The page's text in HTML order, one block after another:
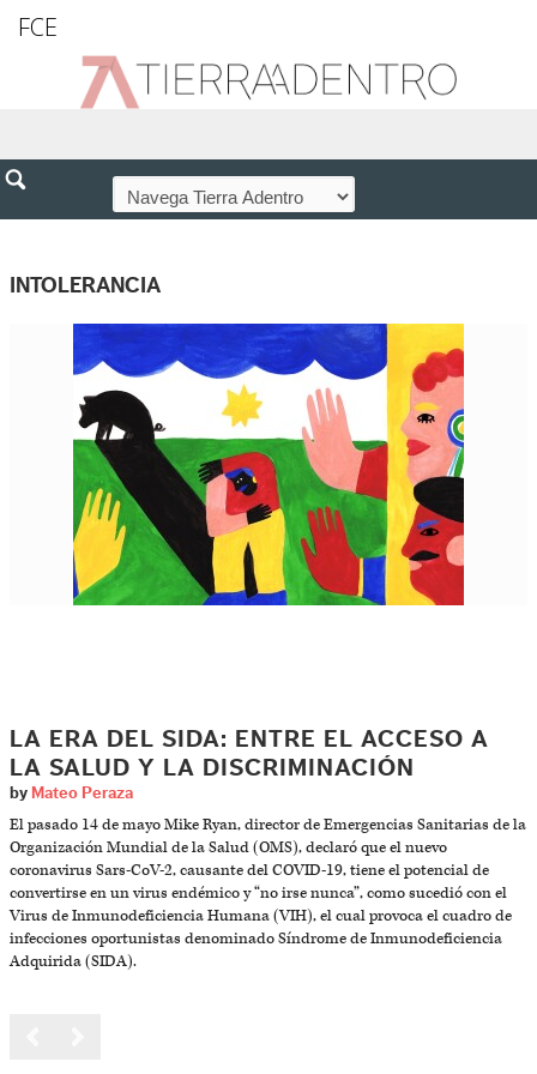
FCE
INTOLERANCIA
LA ERA DEL SIDA: ENTRE EL ACCESO A
LA SALUD Y LA DISCRIMINACIÓN
by Mateo Peraza
El pasado 14 de mayo Mike Ryan, director de Emergencias Sanitarias de la
Organización Mundial de la Salud (OMS), declaró que el nuevo
coronavirus Sars-CoV-2, causante del COVID-19, tiene el potencial de
convertirse en un virus endémico y “no irse nunca”, como sucedió con el
Virus de Inmunodeficiencia Humana (VIH), el cual provoca el cuadro de
infecciones oportunistas denominado Síndrome de Inmunodeficiencia
Adquirida (SIDA).